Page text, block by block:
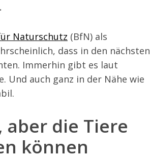
Naturschutz (BfN) als
dass in den nächsten
Immerhin gibt es laut
Und auch ganz in der Nähe wie
die Tiere
können